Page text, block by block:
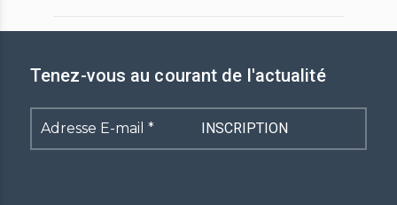
Tenez-vous au courant de l'actualité
Adresse
E-